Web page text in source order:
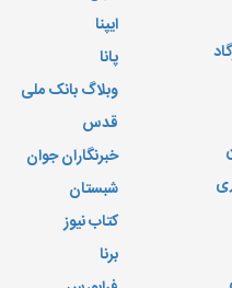
ایپنا
پانا
وبلاگ بانک ملی
قدس
خبرنگاران جوان
شبستان
کتاب نیوز
برنا